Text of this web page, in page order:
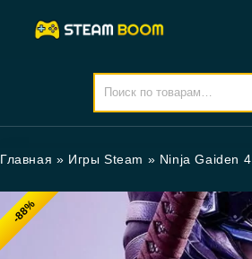
Главная » Игры Steam » Ninja Gaiden 4
-88%